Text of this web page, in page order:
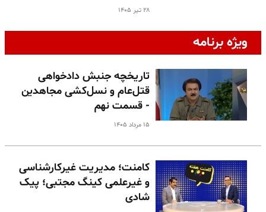
۲۸ تیر ۱۴۰۵
ویژه برنامه
تاریخچه جنبش دادخواهی
قتل‌عام و نسل‌کشی مجاهدین
- قسمت نهم
۱۵ مرداد ۱۴۰۵
کامنت؛ مدیریت غیرکارشناسی
و غیرعلمی کینگ مجتبی؛ پیک
شادی